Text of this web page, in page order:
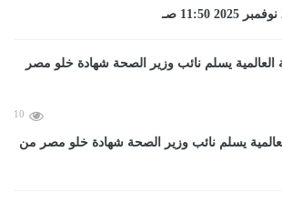
10
يسلم نائب وزير الصحة شهادة خلو مصر من